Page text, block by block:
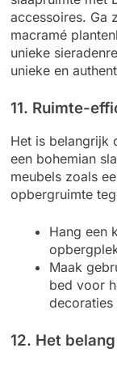
accessoires. Ga
macramé
unieke
unieke en
11. Ruimte-
Het is belangrijk
een bohemian
meubels zoals
opbergruimte
Hang een
Maak
bed voor
decoraties
12. Het